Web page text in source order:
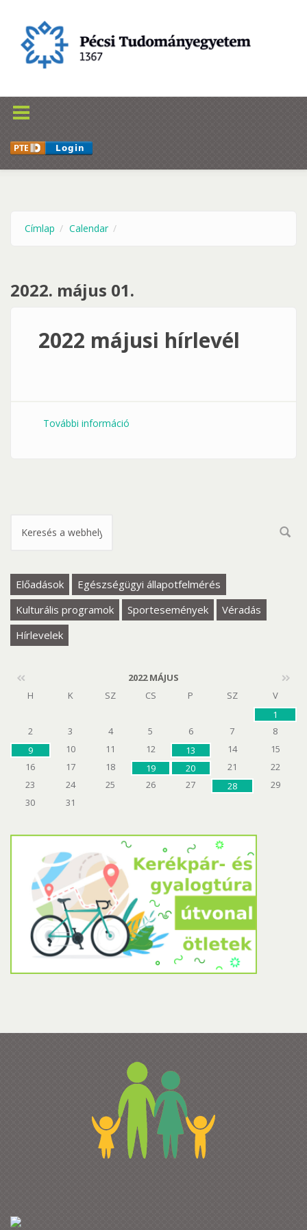
Címlap Calendar
2022. május 01.
2022 májusi hírlevél
További információ
Keresés űrlap
Előadások
Egészségügyi állapotfelmérés
Kulturális programok
Sportesemények
Véradás
Hírlevelek
H K SZ CS P SZ
V
1
2
3 4 5 6 7
8
9
10 11 12 13 14
15
16
17 18 19 20 21
22
23
24 25 26 27 28
29
30
31
2022 MÁJUS